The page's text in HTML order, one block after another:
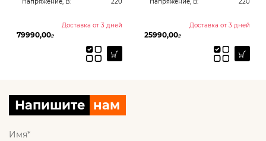
Доставка от 3 дней
79990,00₽
Доставка от 3 дней
25990,00₽
Напишите нам